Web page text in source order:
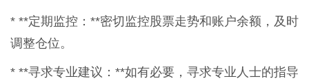
* **定期监控：**密切监控股票走势和账户余额，及时
调整仓位。
* **寻求专业建议：**如有必要，寻求专业人士的指导